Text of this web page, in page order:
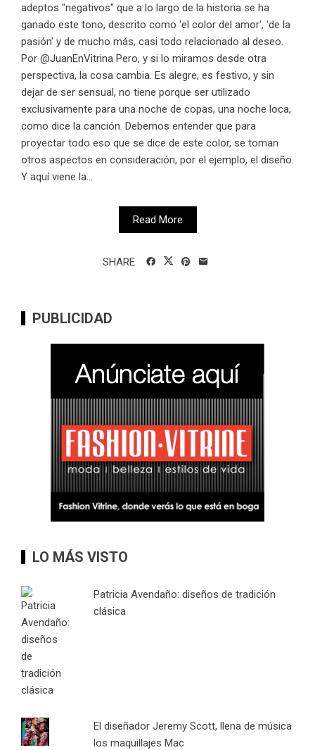
adeptos "negativos" que a lo largo de la historia se ha
ganado este tono, descrito como 'el color del amor', 'de la
pasión' y de mucho más, casi todo relacionado al deseo.
Por @JuanEnVitrina Pero, y si lo miramos desde otra
perspectiva, la cosa cambia. Es alegre, es festivo, y sin
dejar de ser sensual, no tiene porque ser utilizado
exclusivamente para una noche de copas, una noche loca,
como dice la canción. Debemos entender que para
proyectar todo eso que se dice de este color, se toman
otros aspectos en consideración, por el ejemplo, el diseño.
Y aquí viene la...
Read More
SHARE
PUBLICIDAD
LO MÁS VISTO
Patricia Avendaño: diseños de tradición
clásica
El diseñador Jeremy Scott, llena de música
los maquillajes Mac